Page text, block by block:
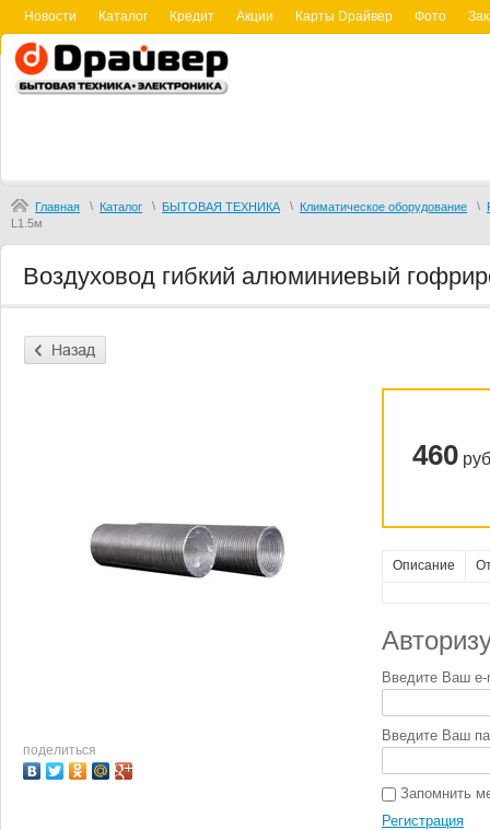
Новости Каталог Кредит Акции Карты Dрайвер Фото
Главная \ Каталог \ БЫТОВАЯ ТЕХНИКА \ Климатическое оборудование \
L1.5м
Воздуховод гибкий алюминиевый
поделиться
460
Описание
Введите Ваш e-
Введите Ваш
Запомнить
Регистрация